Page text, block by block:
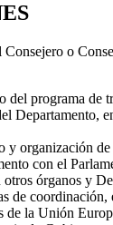
o
del programa de
Departamento,
organización
con el
otros órganos y
de
la Unión